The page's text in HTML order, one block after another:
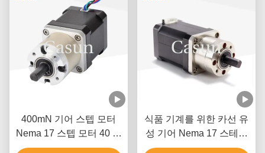
400mN 기어 스텝 모터
Nema 17 스텝 모터 40 밀
리미터 8.4V 0.7A
식품 기계를 위한 카선 유
성 기어 Nema 17 스테핑
모터